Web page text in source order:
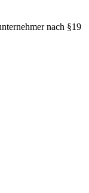
nach §19